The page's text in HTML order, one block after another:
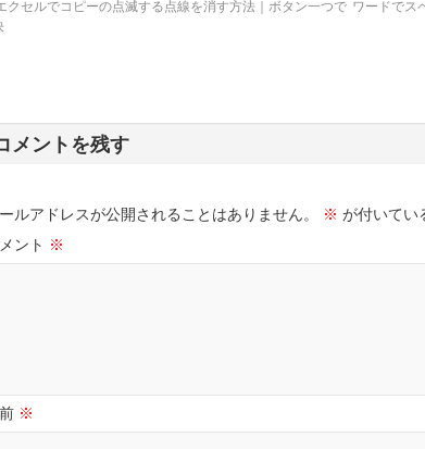
クセルでコピーの点滅する点線を消す方法｜ボタン一つで ワードでス
メントを残す
ルアドレスが公開されることはありません。 ※ が付いてい
ント ※
※